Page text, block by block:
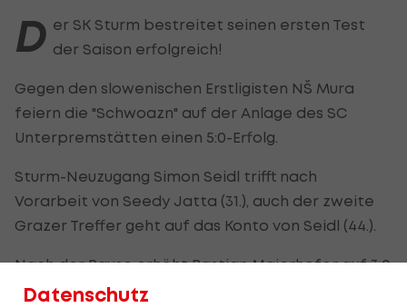
D er SK Sturm bestreitet seinen ersten Test
der Saison erfolgreich!
Gegen den slowenischen Erstligisten NŠ Mura
feiern die "Schwoazn" auf der Anlage des SC
Unterpremstätten einen 5:0-Erfolg.
Sturm-Neuzugang Simon Seidl trifft nach
Vorarbeit von Seedy Jatta (31.), auch der zweite
Grazer Treffer geht auf das Konto von Seidl (44.).
Nach der Pause erhöht Bastian Maierhofer auf 3:0
(50.), Szymon Wlodarzcyk macht in der 74. Minute
Datenschutz